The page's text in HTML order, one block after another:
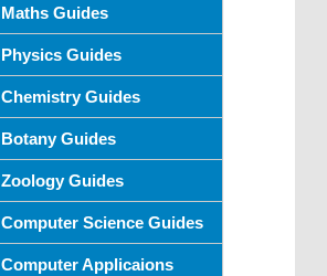
Maths Guides
Physics Guides
Chemistry Guides
Botany Guides
Zoology Guides
Computer Science Guides
Computer Applicaions